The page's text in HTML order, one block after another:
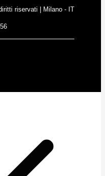
riservati | Milano - IT